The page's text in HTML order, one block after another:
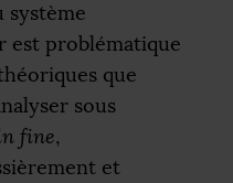
système
est problématique
que
sous
fine,
et